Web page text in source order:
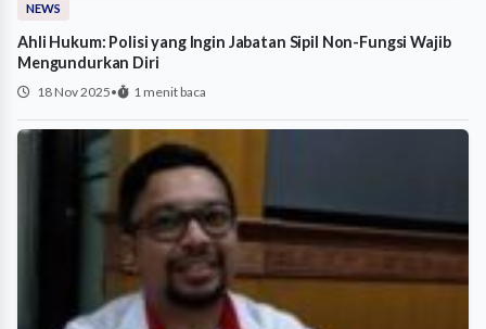
NEWS
Ahli Hukum: Polisi yang Ingin Jabatan Sipil Non-Fungsi Wajib
Mengundurkan Diri
18 Nov 2025• 1 menit baca